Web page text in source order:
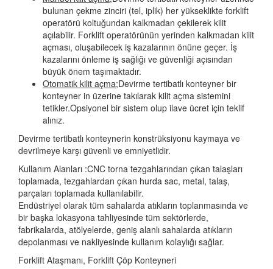
bulunan çekme zinciri (tel, iplik) her yükseklikte forklift
operatörü koltuğundan kalkmadan çekilerek kilit
açılabilir. Forklift operatörünün yerinden kalkmadan kilit
açması, oluşabilecek iş kazalarının önüne geçer. İş
kazalarını önleme iş sağlığı ve güvenliği açısından
büyük önem taşımaktadır.
Otomatik kilit açma;Devirme tertibatlı konteyner bir
konteyner in üzerine takılarak kilit açma sistemini
tetikler.Opsiyonel bir sistem olup ilave ücret için teklif
alınız.
Devirme tertibatlı konteynerin konstrüksiyonu kaymaya ve
devrilmeye karşı güvenli ve emniyetlidir.
Kullanım Alanları :CNC torna tezgahlarından çıkan talaşları
toplamada, tezgahlardan çıkan hurda sac, metal, talaş,
parçaları toplamada kullanılabilir.
Endüstriyel olarak tüm sahalarda atıkların toplanmasında ve
bir başka lokasyona tahliyesinde tüm sektörlerde,
fabrikalarda, atölyelerde, geniş alanlı sahalarda atıkların
depolanması ve nakliyesinde kullanım kolaylığı sağlar.
Forklift Ataşmanı, Forklift Çöp Konteyneri